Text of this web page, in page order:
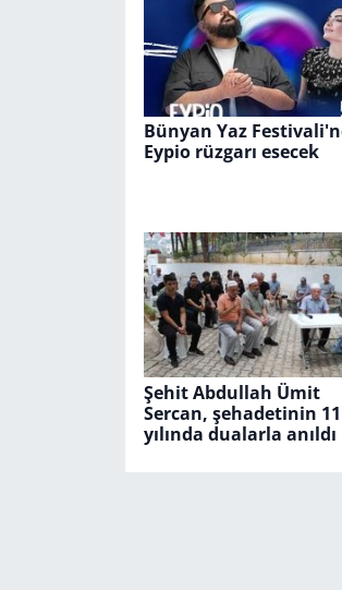
Bünyan Yaz
Eypio rüzgarı esecek
Şehit Abdullah Ümit
Sercan, şehadetinin
yılında dualarla anıldı